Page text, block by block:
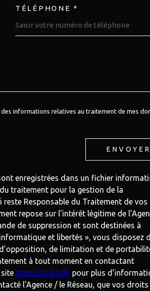
TÉLÉPHONE *
informations relatives au traitement de mes
ENVOYER
enregistrées dans un fichier
traitement pour la gestion de la
Responsable du Traitement de vos
repose sur l'intérêt légitime de
de suppression et sont destinées à
et libertés », vous disposez
de limitation et de
à tout moment en contactant
site https://cnil.fr/fr pour plus
l'Agence / le Réseau, que vos droits